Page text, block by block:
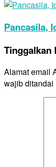
Pancasila,
Tinggalkan
Alamat email
wajib ditandai